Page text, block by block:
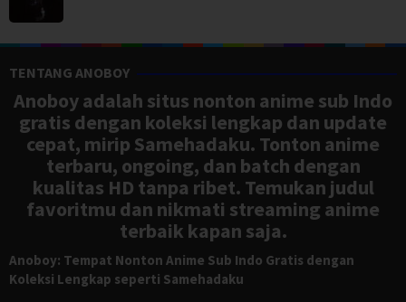
TENTANG ANOBOY
Anoboy adalah situs nonton anime sub Indo
gratis dengan koleksi lengkap dan update
cepat, mirip Samehadaku. Tonton anime
terbaru, ongoing, dan batch dengan
kualitas HD tanpa ribet. Temukan judul
favoritmu dan nikmati streaming anime
terbaik kapan saja.
Anoboy: Tempat Nonton Anime Sub Indo Gratis dengan
Koleksi Lengkap seperti Samehadaku